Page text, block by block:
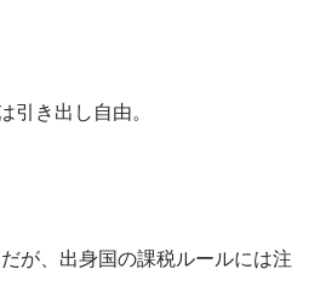
き出し自由。
が、出身国の課税ルールには注